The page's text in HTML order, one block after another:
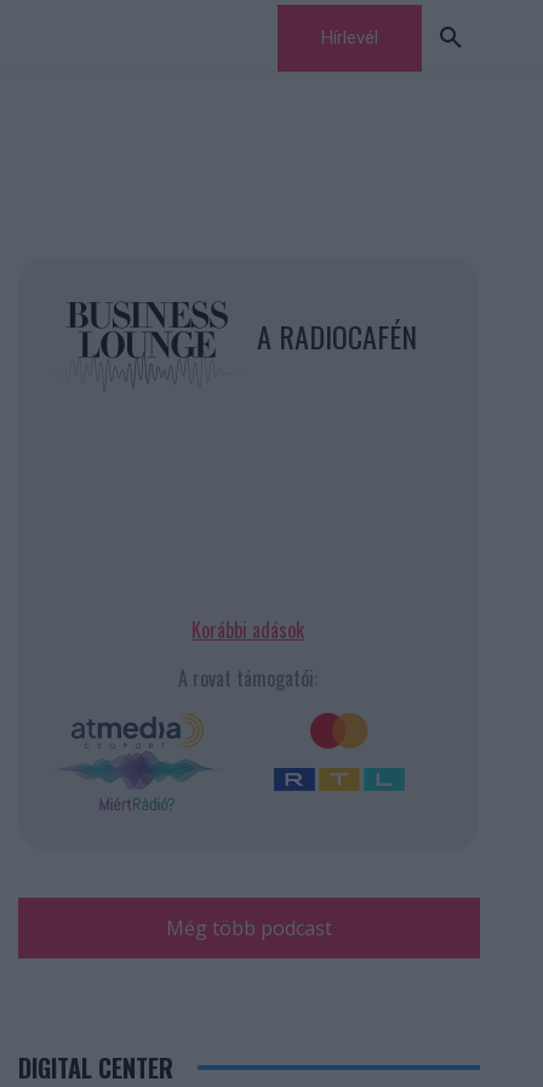
Hírlevél
A RADIOCAFÉN
Korábbi adások
A rovat támogatói:
Még több podcast
DIGITAL CENTER